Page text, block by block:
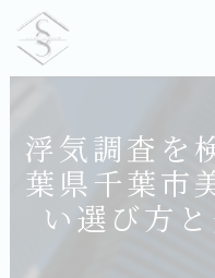
浮気調査を
葉県千葉市
い選び方